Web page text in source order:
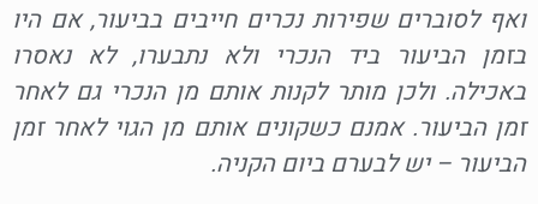
ואף לסוברים שפירות נכרים חייבים בביעור, אם היו
בזמן הביעור ביד הנכרי ולא נתבערו, לא נאסרו
באכילה. ולכן מותר לקנות אותם מן הנכרי גם לאחר
זמן הביעור. אמנם כשקונים אותם מן הגוי לאחר זמן
הביעור – יש לבערם ביום הקניה.